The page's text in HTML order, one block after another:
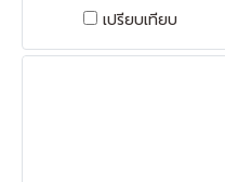
เปรียบเทียบ